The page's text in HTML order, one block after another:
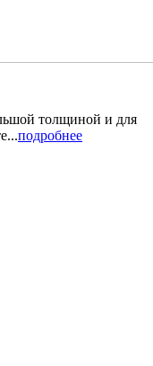
толщиной и для
подробнее